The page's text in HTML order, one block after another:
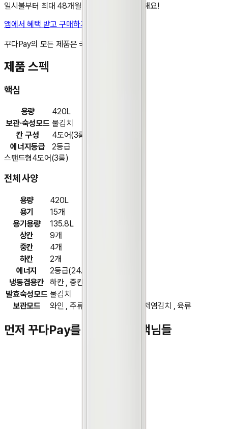
일시불부터 최대 48개월 무이자 할부도 가능해요!
앱에서 혜택 받고 구매하기
꾸다Pay의 모든 제품은 국내 정품입니다.
제품 스펙
핵심
용량
420L
보관·숙성모드 물김치
칸 구성
4도어(3룸)
에너지등급
2등급
스탠드형4도어(3룸)
전체 사양
용량
420L
용기
15개
용기용량
135.8L
상칸
9개
중칸
4개
하칸
2개
에너지
2등급(24.01 기준)
냉동겸용칸
하칸 , 중칸
발효숙성모드 물김치
보관모드
와인 , 주류 , 상온 , 열대과일 , 저염김치 , 육류
먼저 꾸다Pay를 이용하신 고객님들